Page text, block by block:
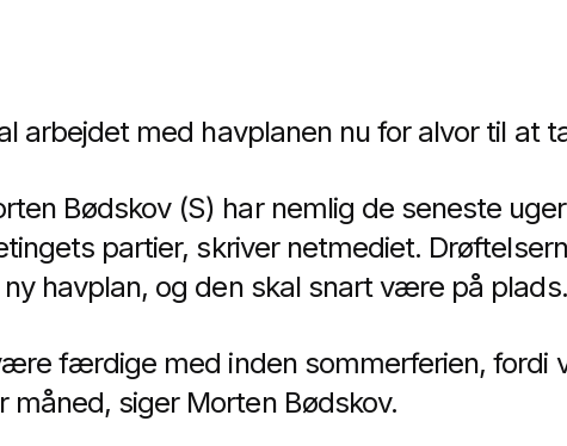
arbejdet med havplanen nu for alvor til at
Bødskov (S) har nemlig de seneste
partier, skriver netmediet.
havplan, og den skal snart være på plads.
færdige med inden sommerferien, fordi
måned, siger Morten Bødskov.